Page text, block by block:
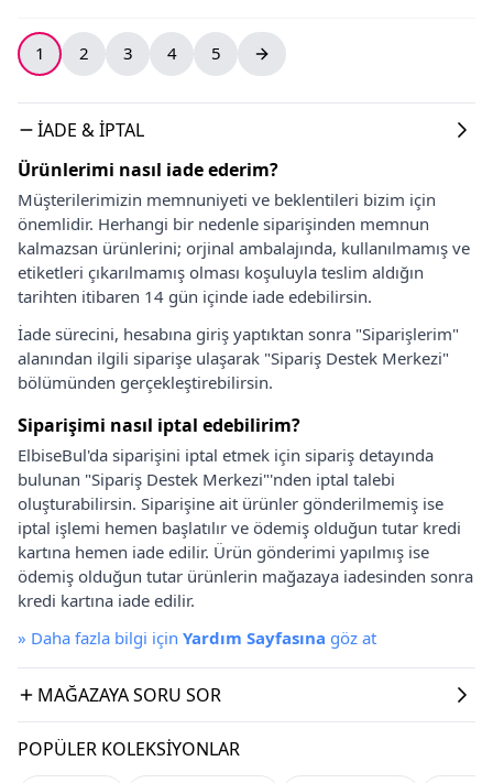
1 2 3 4 5
İADE & İPTAL
Ürünlerimi nasıl iade ederim?
Müşterilerimizin memnuniyeti ve beklentileri bizim için
önemlidir. Herhangi bir nedenle siparişinden memnun
kalmazsan ürünlerini; orjinal ambalajında, kullanılmamış ve
etiketleri çıkarılmamış olması koşuluyla teslim aldığın
tarihten itibaren 14 gün içinde iade edebilirsin.
İade sürecini, hesabına giriş yaptıktan sonra "Siparişlerim"
alanından ilgili siparişe ulaşarak "Sipariş Destek Merkezi"
bölümünden gerçekleştirebilirsin.
Siparişimi nasıl iptal edebilirim?
ElbiseBul'da siparişini iptal etmek için sipariş detayında
bulunan "Sipariş Destek Merkezi"'nden iptal talebi
oluşturabilirsin. Siparişine ait ürünler gönderilmemiş ise
iptal işlemi hemen başlatılır ve ödemiş olduğun tutar kredi
kartına hemen iade edilir. Ürün gönderimi yapılmış ise
ödemiş olduğun tutar ürünlerin mağazaya iadesinden sonra
kredi kartına iade edilir.
» Daha fazla bilgi için Yardım Sayfasına göz at
MAĞAZAYA SORU SOR
POPÜLER KOLEKSIYONLAR